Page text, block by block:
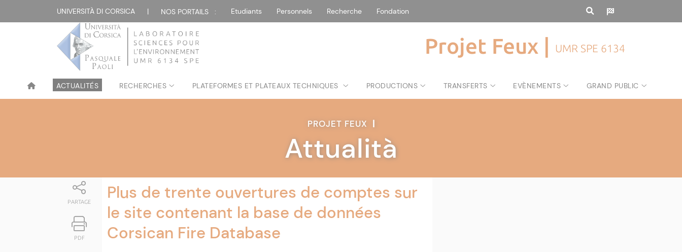
UNIVERSITÀ DI CORSICA | NOS PORTAILS : Etudiants Personnels Recherche Fondation
Projet Feux | UMR SPE 6134
ACTUALITÉS RECHERCHES PLATEFORMES ET PLATEAUX TECHNIQUES PRODUCTIONS TRANSFERTS EVÈNEMENTS GRAND PUBLIC
PROJET FEUX |
Attualità
PARTAGE
PDF
Plus de trente ouvertures de comptes sur
le site contenant la base de données
Corsican Fire Database